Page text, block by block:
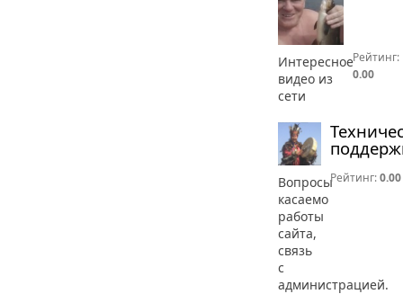
Интересное
видео из
сети
Рейтинг:
0.00
Вопросы
касаемо
работы
сайта,
связь
с
администрацией.
Рейтинг:0.00